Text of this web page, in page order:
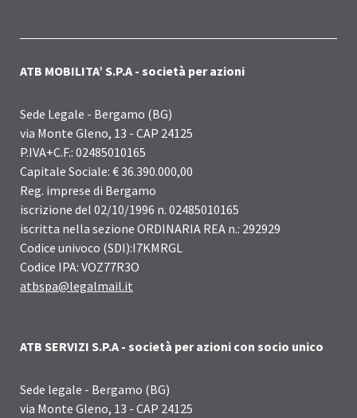
ATB MOBILITA’ S.P.A - società per azioni
Sede Legale - Bergamo (BG)
via Monte Gleno, 13 - CAP 24125
P.IVA+C.F.: 02485010165
Capitale Sociale: € 36.390.000,00
Reg. imprese di Bergamo
iscrizione del 02/10/1996 n. 02485010165
iscritta nella sezione ORDINARIA REA n.: 292929
Codice univoco (SDI):I7KMRGL
Codice IPA: VOZ77R3O
atbspa@legalmail.it
ATB SERVIZI S.P.A - società per azioni con socio unico
Sede legale - Bergamo (BG)
via Monte Gleno, 13 - CAP 24125